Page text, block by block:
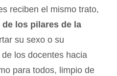
reciben el mismo trato,
de los pilares de la
su sexo o su
de los docentes hacia
para todos, limpio de